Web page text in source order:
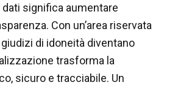
significa aumentare
Con un’area riservata
di idoneità diventano
trasforma la
sicuro e tracciabile. Un